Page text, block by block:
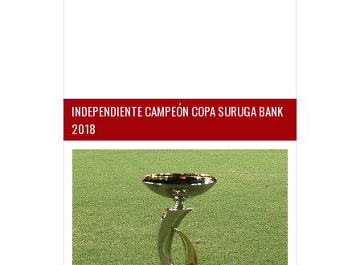
INDEPENDIENTE CAMPEÓN COPA SURUGA BANK
2018